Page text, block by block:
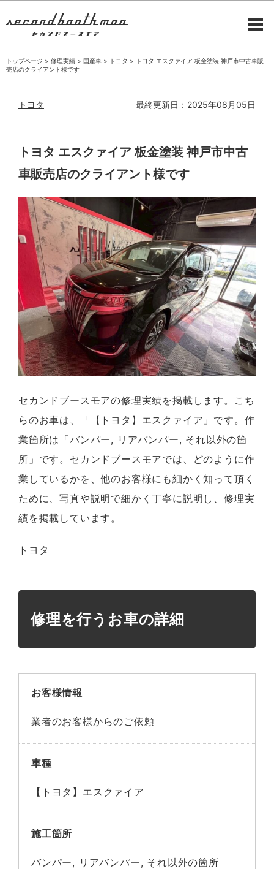
トップページ > 修理実績 > 国産車 > トヨタ > トヨタ エスクァイア 板金塗装 神戸市中古車販
売店のクライアント様です
トヨタ 最終更新日：2025年08月05日
トヨタ エスクァイア 板金塗装 神戸市中古
車販売店のクライアント様です
セカンドブースモアの修理実績を掲載します。こち
らのお車は、「【トヨタ】エスクァイア」です。作
業箇所は「バンパー, リアバンパー, それ以外の箇
所」です。セカンドブースモアでは、どのように作
業しているかを、他のお客様にも細かく知って頂く
ために、写真や説明で細かく丁寧に説明し、修理実
績を掲載しています。
トヨタ
修理を行うお車の詳細
お客様情報
業者のお客様からのご依頼
車種
【トヨタ】エスクァイア
施工箇所
バンパー, リアバンパー, それ以外の箇所